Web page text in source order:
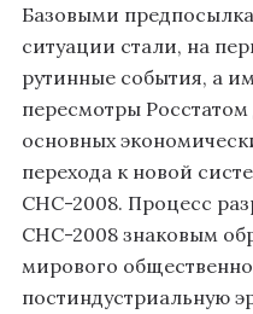
Базовыми
ситуации стали, на
рутинные события, а
пересмотры
основных
перехода к новой
СНС-2008. Процесс
СНС-2008 знаковым
мирового
постиндустриальную